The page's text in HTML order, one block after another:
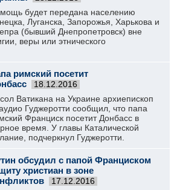
будет передана населению
Луганска, Запорожья, Харькова и
(бывший Днепропетровск) вне
веры или этнического
римский посетит
18.12.2016
Ватикана на Украине архиепископ
Гуджеротти сообщил, что папа
Франциск посетит Донбасс в
время. У главы Каталической
подчеркнул Гуджеротти.
обсудил с папой Франциском
христиан в зоне
17.12.2016